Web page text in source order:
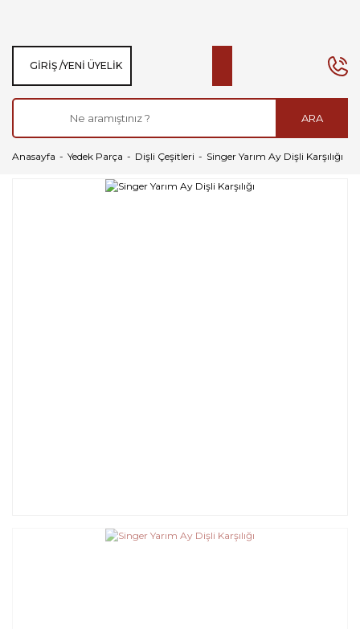
ARA
GIRIŞ /YENI ÜYELIK
Anasayfa Yedek Parça Dişli Çeşitleri Singer Yarım Ay Dişli Karşılığı